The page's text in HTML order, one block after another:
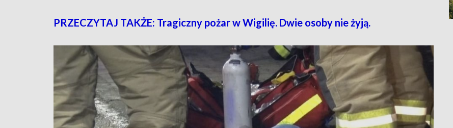
PRZECZYTAJ TAKŻE: Tragiczny pożar w Wigilię. Dwie osoby nie żyją.